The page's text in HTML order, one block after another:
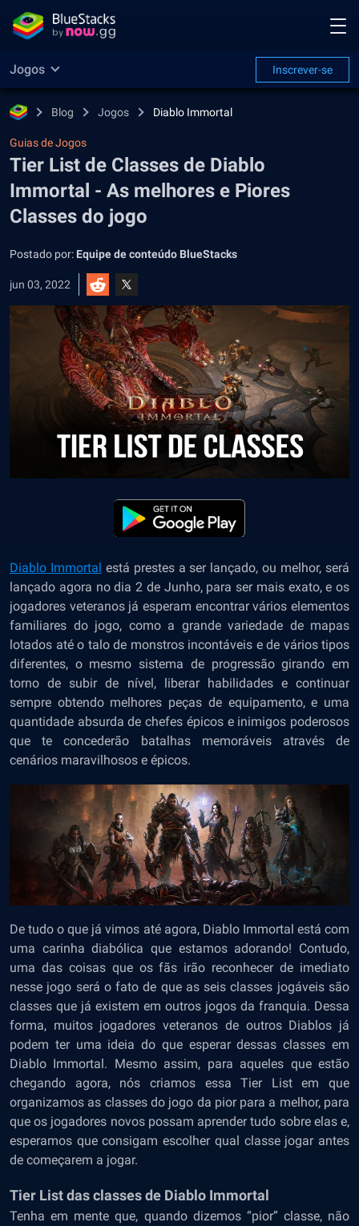
Jogos Inscrever-se
Blog Jogos Diablo Immortal
Guias de Jogos
Tier List de Classes de Diablo
Immortal - As melhores e Piores
Classes do jogo
Postado por: Equipe de conteúdo BlueStacks
jun 03, 2022
Diablo Immortal está prestes a ser lançado, ou melhor, será
lançado agora no dia 2 de Junho, para ser mais exato, e os
jogadores veteranos já esperam encontrar vários elementos
familiares do jogo, como a grande variedade de mapas
lotados até o talo de monstros incontáveis e de vários tipos
diferentes, o mesmo sistema de progressão girando em
torno de subir de nível, liberar habilidades e continuar
sempre obtendo melhores peças de equipamento, e uma
quantidade absurda de chefes épicos e inimigos poderosos
que te concederão batalhas memoráveis através de
cenários maravilhosos e épicos.
De tudo o que já vimos até agora, Diablo Immortal está com
uma carinha diabólica que estamos adorando! Contudo,
uma das coisas que os fãs irão reconhecer de imediato
nesse jogo será o fato de que as seis classes jogáveis são
classes que já existem em outros jogos da franquia. Dessa
forma, muitos jogadores veteranos de outros Diablos já
podem ter uma ideia do que esperar dessas classes em
Diablo Immortal. Mesmo assim, para aqueles que estão
chegando agora, nós criamos essa Tier List em que
organizamos as classes do jogo da pior para a melhor, para
que os jogadores novos possam aprender tudo sobre elas e,
esperamos que consigam escolher qual classe jogar antes
de começarem a jogar.
Tier List das classes de Diablo Immortal
Tenha em mente que, quando dizemos “pior” classe, não